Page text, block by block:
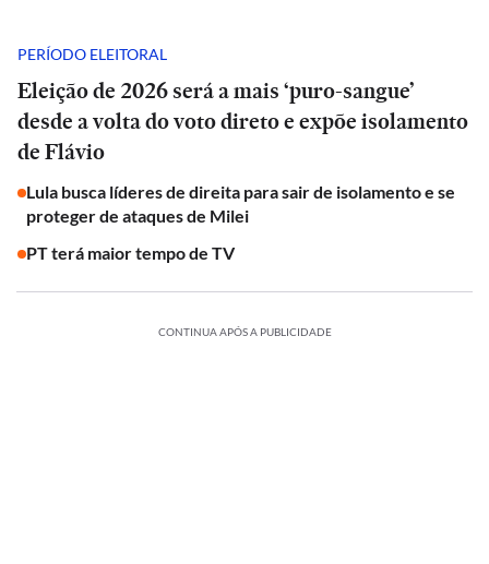
PERÍODO ELEITORAL
Eleição de 2026 será a mais ‘puro-sangue’
desde a volta do voto direto e expõe isolamento
de Flávio
Lula busca líderes de direita para sair de isolamento e se
proteger de ataques de Milei
PT terá maior tempo de TV
CONTINUA APÓS A PUBLICIDADE